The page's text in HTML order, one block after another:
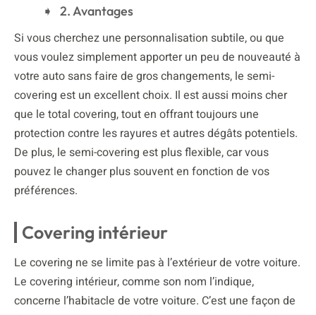
2. Avantages
Si vous cherchez une personnalisation subtile, ou que
vous voulez simplement apporter un peu de nouveauté à
votre auto sans faire de gros changements, le semi-
covering est un excellent choix. Il est aussi moins cher
que le total covering, tout en offrant toujours une
protection contre les rayures et autres dégâts potentiels.
De plus, le semi-covering est plus flexible, car vous
pouvez le changer plus souvent en fonction de vos
préférences.
Covering intérieur
Le covering ne se limite pas à l’extérieur de votre voiture.
Le covering intérieur, comme son nom l’indique,
concerne l’habitacle de votre voiture. C’est une façon de